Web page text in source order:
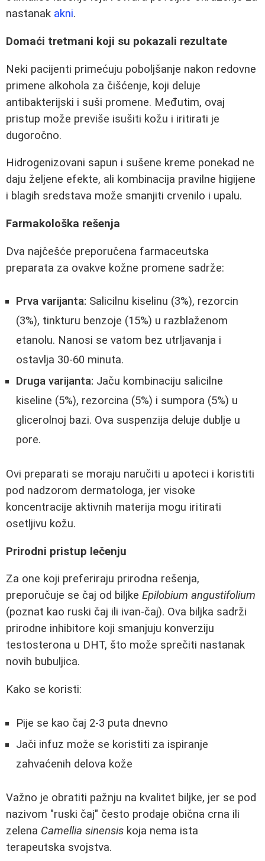
nastanak akni.
Domaći tretmani koji su pokazali rezultate
Neki pacijenti primećuju poboljšanje nakon redovne
primene alkohola za čišćenje, koji deluje
antibakterijski i suši promene. Međutim, ovaj
pristup može previše isušiti kožu i iritirati je
dugoročno.
Hidrogenizovani sapun i sušene kreme ponekad ne
daju željene efekte, ali kombinacija pravilne higijene
i blagih sredstava može smanjiti crvenilo i upalu.
Farmakološka rešenja
Dva najčešće preporučena farmaceutska
preparata za ovakve kožne promene sadrže:
Prva varijanta: Salicilnu kiselinu (3%), rezorcin
(3%), tinkturu benzoje (15%) u razblaženom
etanolu. Nanosi se vatom bez utrljavanja i
ostavlja 30-60 minuta.
Druga varijanta: Jaču kombinaciju salicilne
kiseline (5%), rezorcina (5%) i sumpora (5%) u
glicerolnoj bazi. Ova suspenzija deluje dublje u
pore.
Ovi preparati se moraju naručiti u apoteci i koristiti
pod nadzorom dermatologa, jer visoke
koncentracije aktivnih materija mogu iritirati
osetljivu kožu.
Prirodni pristup lečenju
Za one koji preferiraju prirodna rešenja,
preporučuje se čaj od biljke Epilobium angustifolium
(poznat kao ruski čaj ili ivan-čaj). Ova biljka sadrži
prirodne inhibitore koji smanjuju konverziju
testosterona u DHT, što može sprečiti nastanak
novih bubuljica.
Kako se koristi:
Pije se kao čaj 2-3 puta dnevno
Jači infuz može se koristiti za ispiranje
zahvaćenih delova kože
Važno je obratiti pažnju na kvalitet biljke, jer se pod
nazivom "ruski čaj" često prodaje obična crna ili
zelena Camellia sinensis koja nema ista
terapeutska svojstva.